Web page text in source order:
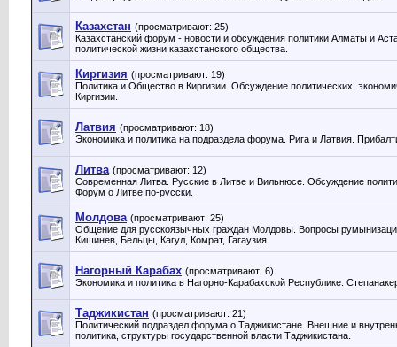
Казахстан (просматривают: 25)
Казахстанский форум - новости и обсуждения политики Алматы и
политической жизни казахстанского общества.
Киргизия (просматривают: 19)
Политика и Общество в Киргизии. Обсуждение политических,
Киргизии.
Латвия (просматривают: 18)
Экономика и политика на подраздела форума. Рига и Латвия.
Литва (просматривают: 12)
Современная Литва. Русские в Литве и Вильнюсе. Обсуждение
Форум о Литве по-русски.
Молдова (просматривают: 25)
Общение для русскоязычных граждан Молдовы. Вопросы
Кишинев, Бельцы, Кагул, Комрат, Гагаузия.
Нагорный Карабах (просматривают: 6)
Экономика и политика в Нагорно-Карабахской Республике.
Таджикистан (просматривают: 21)
Политический подраздел форума о Таджикистане. Внешние и
политика, структуры государственной власти Таджикистана.